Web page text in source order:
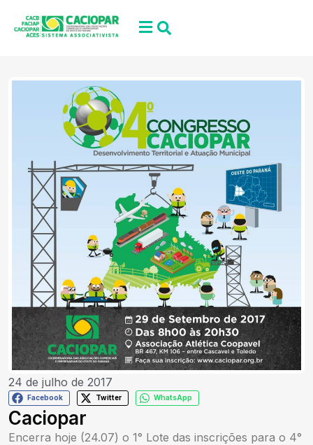
24 de julho de 2017
Facebook Twitter WhatsApp
Caciopar
Encerra hoje (24.07) o 1° Lote das inscrições para o 4°